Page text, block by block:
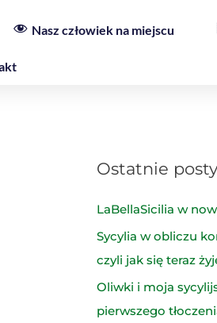
Nasz człowiek na miejscu
Ostatnie posty
LaBellaSicilia w
Sycylia w obliczu
czyli jak się teraz
Oliwki i moja
pierwszego